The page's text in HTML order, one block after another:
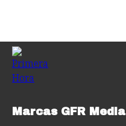
Marcas GFR Media